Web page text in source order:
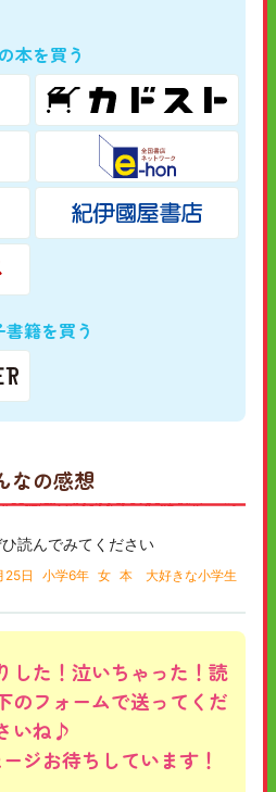
本を買う
書籍を買う
なの感想
読んでみてください
25日 小学6年 女 本 大好きな小学生
した！泣いちゃった！読
のフォームで送ってくだ
いね♪
ジお待ちしています！